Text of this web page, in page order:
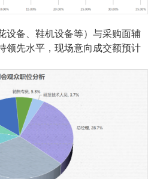
设备、鞋机设备等）与采购面辅
领先水平，现场意向成交额预计